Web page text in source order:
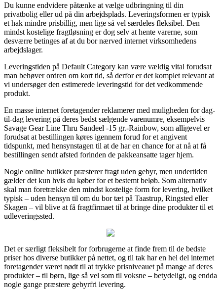
Du kunne endvidere påtænke at vælge udbringning til din
privatbolig eller ud på din arbejdsplads. Leveringsformen er typisk
et hak mindre prisbillig, men lige så vel særdeles fleksibel. Den
mindst kostelige fragtløsning er dog selv at hente varerne, som
desværre betinges af at du bor nærved internet virksomhedens
arbejdslager.
Leveringstiden på Default Category kan være vældig vital forudsat
man behøver ordren om kort tid, så derfor er det komplet relevant at
vi undersøger den estimerede leveringstid for det vedkommende
produkt.
En masse internet foretagender reklamerer med muligheden for dag-
til-dag levering på deres bedst sælgende varenumre, eksempelvis
Savage Gear Line Thru Sandeel -15 gr.-Rainbow, som alligevel er
forudsat at bestillingen køres igennem forud for et angivent
tidspunkt, med hensynstagen til at de har en chance for at nå at få
bestillingen sendt afsted forinden de pakkeansatte tager hjem.
Nogle online butikker præsterer fragt uden gebyr, men undertiden
gælder det kun hvis du køber for et bestemt beløb. Som alternativ
skal man foretrække den mindst kostelige form for levering, hvilket
typisk – uden hensyn til om du bor tæt på Taastrup, Ringsted eller
Skagen – vil blive at få fragtfirmaet til at bringe dine produkter til et
udleveringssted.
Det er særligt fleksibelt for forbrugerne at finde frem til de bedste
priser hos diverse butikker på nettet, og til tak har en hel del internet
foretagender været nødt til at trykke prisniveauet på mange af deres
produkter – til børn, lige så vel som til voksne – betydeligt, og endda
nogle gange præstere gebyrfri levering.